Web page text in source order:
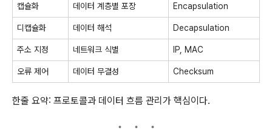
캡슐화 데이터 계층별 포장 Encapsulation
디캡슐화 데이터 해석 Decapsulation
주소 지정 네트워크 식별 IP, MAC
오류 제어 데이터 무결성 Checksum
한줄 요약: 프로토콜과 데이터 흐름 관리가 핵심이다.